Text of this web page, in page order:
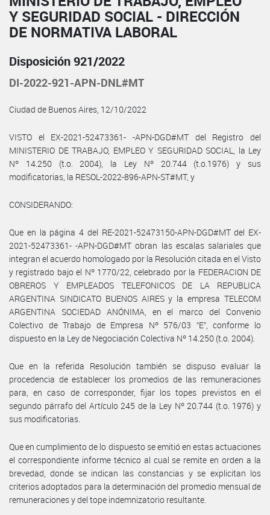
Y SEGURIDAD SOCIAL - DIRECCIÓN
DE NORMATIVA LABORAL
Disposición 921/2022
DI-2022-921-APN-DNL#MT
Ciudad de Buenos Aires, 12/10/2022
VISTO el EX-2021-52473361- -APN-DGD#MT del Registro del
MINISTERIO DE TRABAJO, EMPLEO Y SEGURIDAD SOCIAL, la Ley
Nº 14.250 (t.o. 2004), la Ley Nº 20.744 (t.o.1976) y sus
modificatorias, la RESOL-2022-896-APN-ST#MT, y
CONSIDERANDO:
Que en la página 4 del RE-2021-52473150-APN-DGD#MT del EX-
2021-52473361- -APN-DGD#MT obran las escalas salariales que
integran el acuerdo homologado por la Resolución citada en el Visto
y registrado bajo el Nº 1770/22, celebrado por la FEDERACION DE
OBREROS Y EMPLEADOS TELEFONICOS DE LA REPUBLICA
ARGENTINA SINDICATO BUENOS AIRES y la empresa TELECOM
ARGENTINA SOCIEDAD ANÓNIMA, en el marco del Convenio
Colectivo de Trabajo de Empresa Nº 576/03 “E”, conforme lo
dispuesto en la Ley de Negociación Colectiva Nº 14.250 (t.o. 2004).
Que en la referida Resolución también se dispuso evaluar la
procedencia de establecer los promedios de las remuneraciones
para, en caso de corresponder, fijar los topes previstos en el
segundo párrafo del Artículo 245 de la Ley Nº 20.744 (t.o. 1976) y
sus modificatorias.
Que en cumplimiento de lo dispuesto se emitió en estas actuaciones
el correspondiente informe técnico al cual se remite en orden a la
brevedad, donde se indican las constancias y se explicitan los
criterios adoptados para la determinación del promedio mensual de
remuneraciones y del tope indemnizatorio resultante.